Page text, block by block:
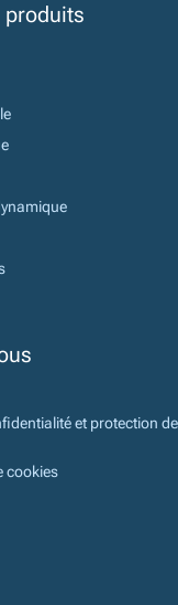
produits
et protection
cookies